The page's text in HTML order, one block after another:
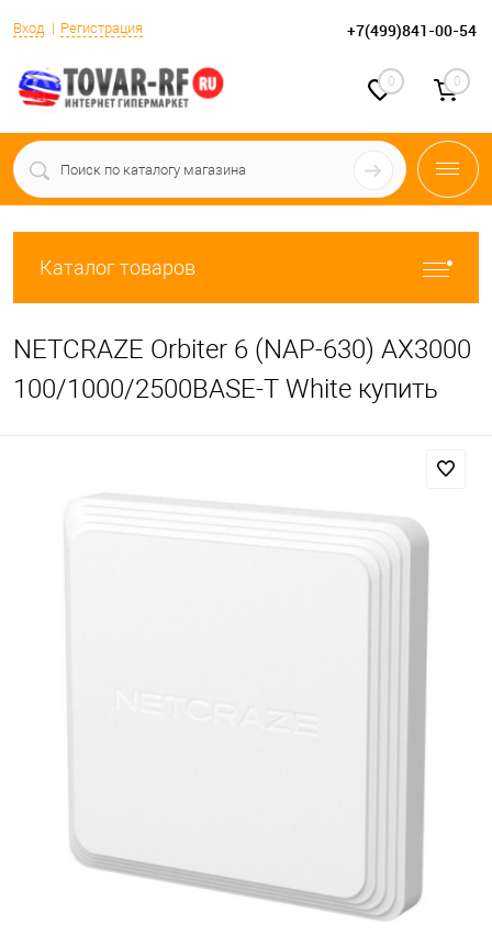
Вход Регистрация +7(499)841-00-54
0 0
Каталог товаров
NETCRAZE Orbiter 6 (NAP-630) AX3000
100/1000/2500BASE-T White купить